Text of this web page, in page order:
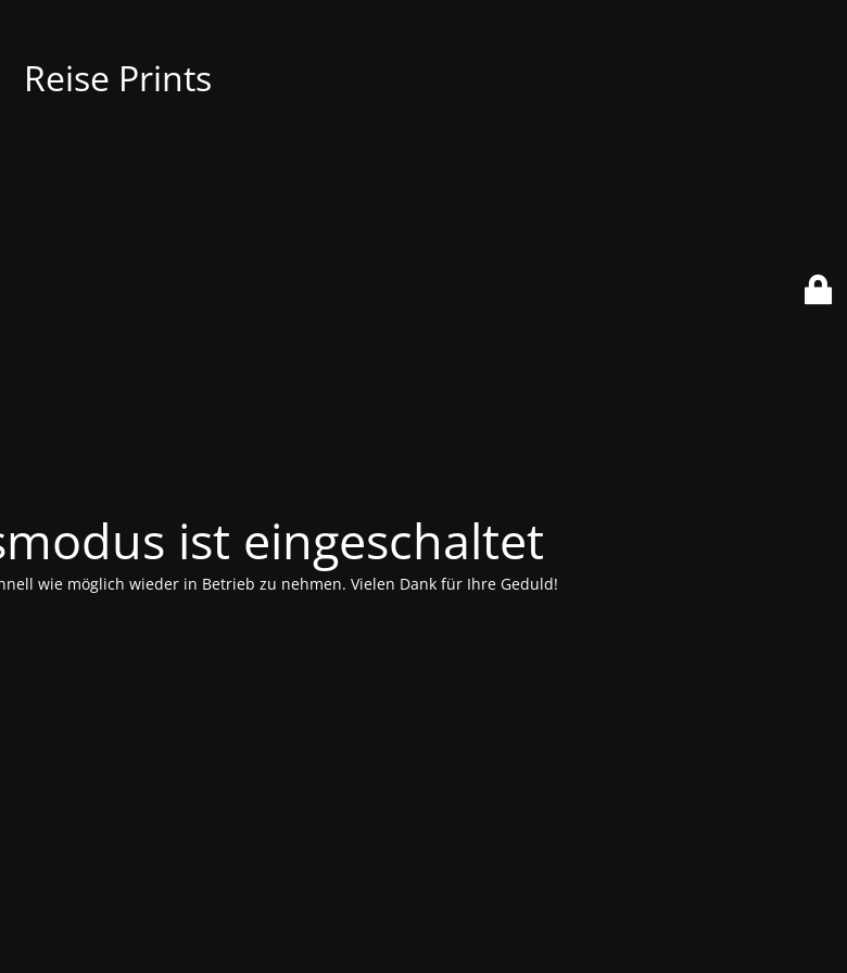
Reise Prints
ist eingeschaltet
wie möglich wieder in Betrieb zu nehmen. Vielen Dank für Ihre Geduld!